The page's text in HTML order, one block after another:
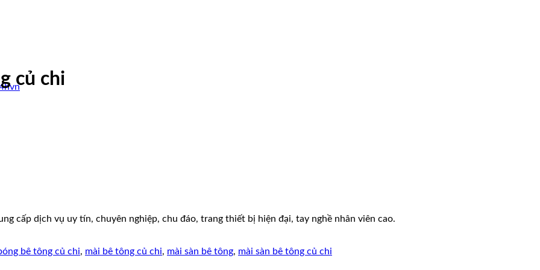
củ chi
cấp dịch vụ uy tín, chuyên nghiệp, chu đáo, trang thiết bị hiện đại, tay nghề nhân viên cao.
bê tông củ chi, mài bê tông củ chi, mài sàn bê tông, mài sàn bê tông củ chi